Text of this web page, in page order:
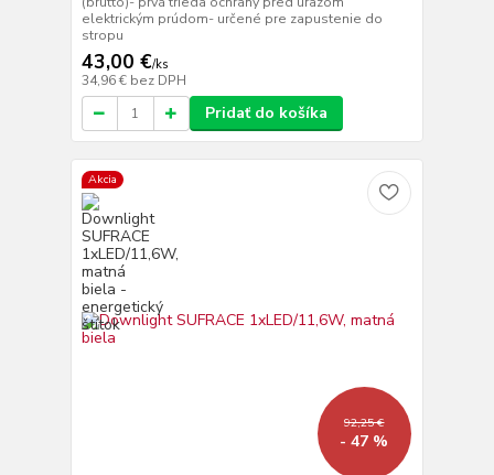
elektrickým prúdom- určené pre zapustenie do
stropu
43,00 €/ks
34,96 € bez DPH
Pridať do košíka
Akcia
92,25 €
- 47 %